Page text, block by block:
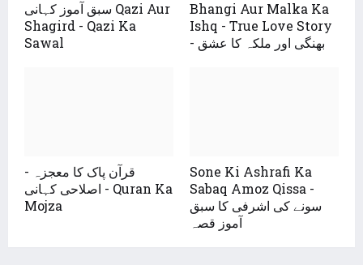
سبق آموز کہانی Qazi Aur
Shagird - Qazi Ka
Sawal
Bhangi Aur Malka Ka
Ishq - True Love Story
- بھنگی اور ملکہ کا عشق
قرآن پاک کا معجزہ -
اصلاحی کہانی - Quran Ka
Mojza
Sone Ki Ashrafi Ka
Sabaq Amoz Qissa -
سونے کی اشرفی کا سبق
آموز قصہ